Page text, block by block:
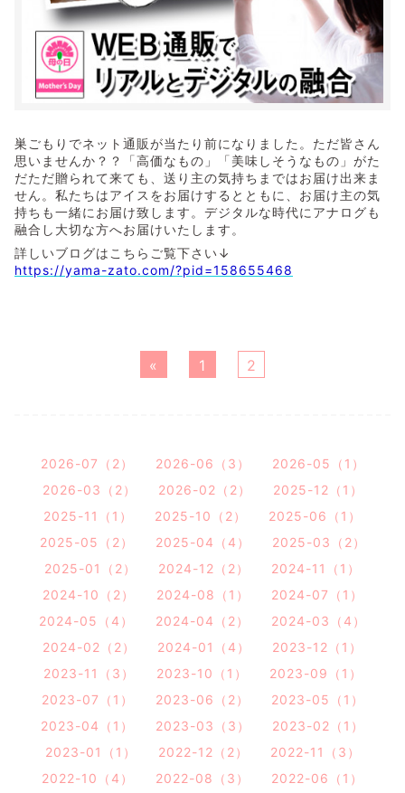
巣ごもりでネット通販が当たり前になりました。ただ皆さん
思いませんか？？「高価なもの」「美味しそうなもの」がた
だただ贈られて来ても、送り主の気持ちまではお届け出来ま
せん。私たちはアイスをお届けするとともに、お届け主の気
持ちも一緒にお届け致します。デジタルな時代にアナログも
融合し大切な方へお届けいたします。
詳しいブログはこちらご覧下さい↓
https://yama-zato.com/?pid=158655468
« 1 2
2026-07（2） 2026-06（3）
2026-05（1）
2026-03（2）
2026-02（2）
2025-12（1）
2025-11（1）
2025-10（2）
2025-06（1）
2025-05（2）
2025-04（4）
2025-03（2）
2025-01（2）
2024-12（2）
2024-11（1）
2024-10（2）
2024-08（1）
2024-07（1）
2024-05（4）
2024-04（2）
2024-03（4）
2024-02（2）
2024-01（4）
2023-12（1）
2023-11（3）
2023-10（1）
2023-09（1）
2023-07（1）
2023-06（2）
2023-05（1）
2023-04（1）
2023-03（3）
2023-02（1）
2023-01（1）
2022-12（2）
2022-11（3）
2022-10（4）
2022-08（3）
2022-06（1）